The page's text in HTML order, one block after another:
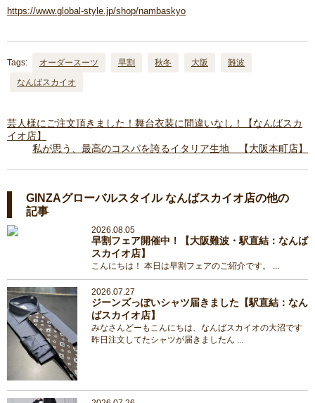
https://www.global-style.jp/shop/nambaskyo
Tags: オーダースーツ 早割 秋冬 大阪
難波
なんばスカイオ
芸人様にご注文頂きました！舞台衣装に間違いなし！【なんばスカ
イオ店】
私が思う、最高のコスパを誇るイタリア生地 【大阪本町店】
GINZAグローバルスタイル なんばスカイオ店の他の
記事
2026.08.05
早割フェア開催中！【大阪難波・駅直結：なんば
スカイオ店】
こんにちは！ 本日は早割フェアのご紹介です。 ...
2026.07.27
ジーンズっぽいシャツ届きました【駅直結：なん
ばスカイオ店】
みなさんどーもこんにちは、なんばスカイオの大沼です
昨日注文してたシャツが届きましたん ...